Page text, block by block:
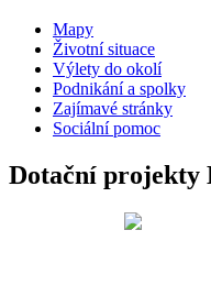
Mapy
Životní situace
Výlety do okolí
Podnikání a spolky
Zajímavé stránky
Sociální pomoc
Dotační projekty